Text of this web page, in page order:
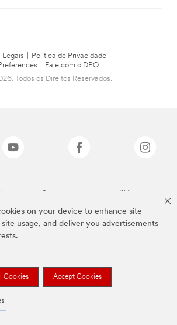
on your device to enhance site
usage, and deliver you advertisements
Cookies Accept Cookies
Legais Política de Privacidade
Fale com o DPO
Todos os Direitos Reservados.
a cima são marcas comerciais da 3M.